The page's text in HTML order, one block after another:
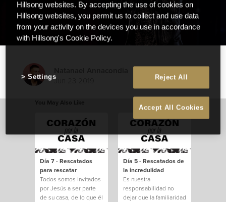
Jun 23 2019
Día 7 - Rescatados
para rescatar
Todos somos invitados
por Jesús a ser parte
de su casa, de lo que él
Día 5 - Rescatados de
la incredulidad
Es nuestra
responsabilidad no
dejar que la familiaridad
Hillsong websites. By accepting the use of cookies on
Hillsong websites, you permit us to collect and use data
from your activity on the devices you use in accordance
with Hillsong's Cookie Policy.
Reject All
Accept All Cookies
Settings